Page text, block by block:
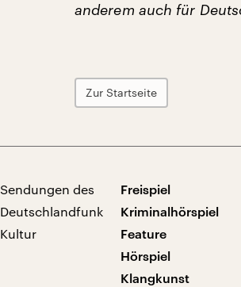
anderem auch für
Zur Startseite
Sendungen des
Deutschlandfunk
Kultur
Freispiel
Kriminalhörspiel
Feature
Hörspiel
Klangkunst